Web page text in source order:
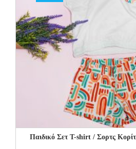
Παιδικό Σετ T-shirt / Σορτς